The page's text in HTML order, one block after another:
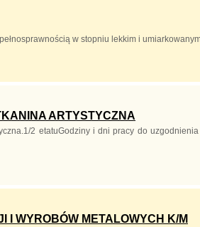
w stopniu lekkim i
ARTYSTYCZNA
2 etatuGodziny i dni pracy do uzgodnienia
I WYROBÓW METALOWYCH K/M